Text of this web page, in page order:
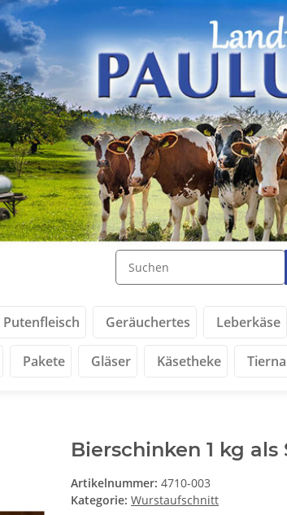
Geräuchertes Leberkäse
Pakete Gläser Käsetheke
Bierschinken 1 kg als
Artikelnummer: 4710-003
Kategorie: Wurstaufschnitt